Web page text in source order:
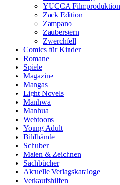
YUCCA Filmproduktion
Zack Edition
Zampano
Zauberstern
Zwerchfell
Comics für Kinder
Romane
Spiele
Magazine
Mangas
Light Novels
Manhwa
Manhua
Webtoons
Young Adult
Bildbände
Schuber
Malen & Zeichnen
Sachbücher
Aktuelle Verlagskataloge
Verkaufshilfen